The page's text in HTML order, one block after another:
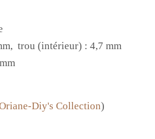
trou (intérieur) : 4,7 mm
Diy's Collection)